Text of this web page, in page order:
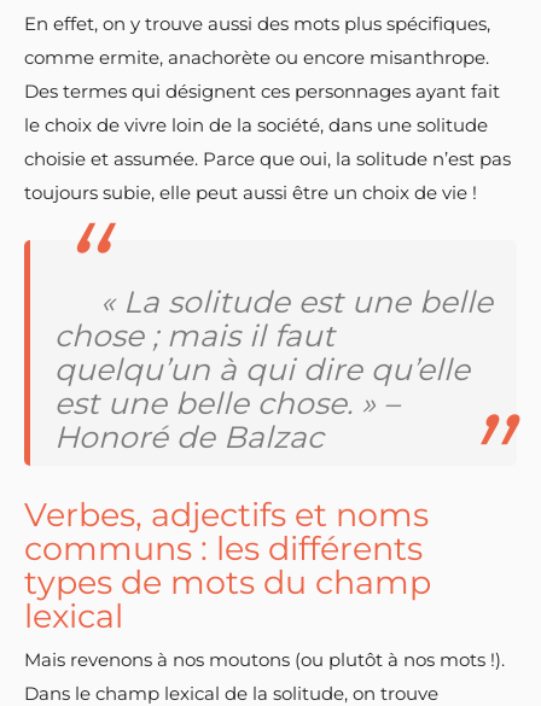
En effet, on y trouve aussi des mots plus spécifiques,
comme ermite, anachorète ou encore misanthrope.
Des termes qui désignent ces personnages ayant fait
le choix de vivre loin de la société, dans une solitude
choisie et assumée. Parce que oui, la solitude n’est pas
toujours subie, elle peut aussi être un choix de vie !
« La solitude est une belle
chose ; mais il faut
quelqu’un à qui dire qu’elle
est une belle chose. » –
Honoré de Balzac
Verbes, adjectifs et noms
communs : les différents
types de mots du champ
lexical
Mais revenons à nos moutons (ou plutôt à nos mots !).
Dans le champ lexical de la solitude, on trouve